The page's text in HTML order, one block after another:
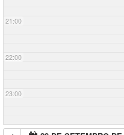
21:00
22:00
23:00